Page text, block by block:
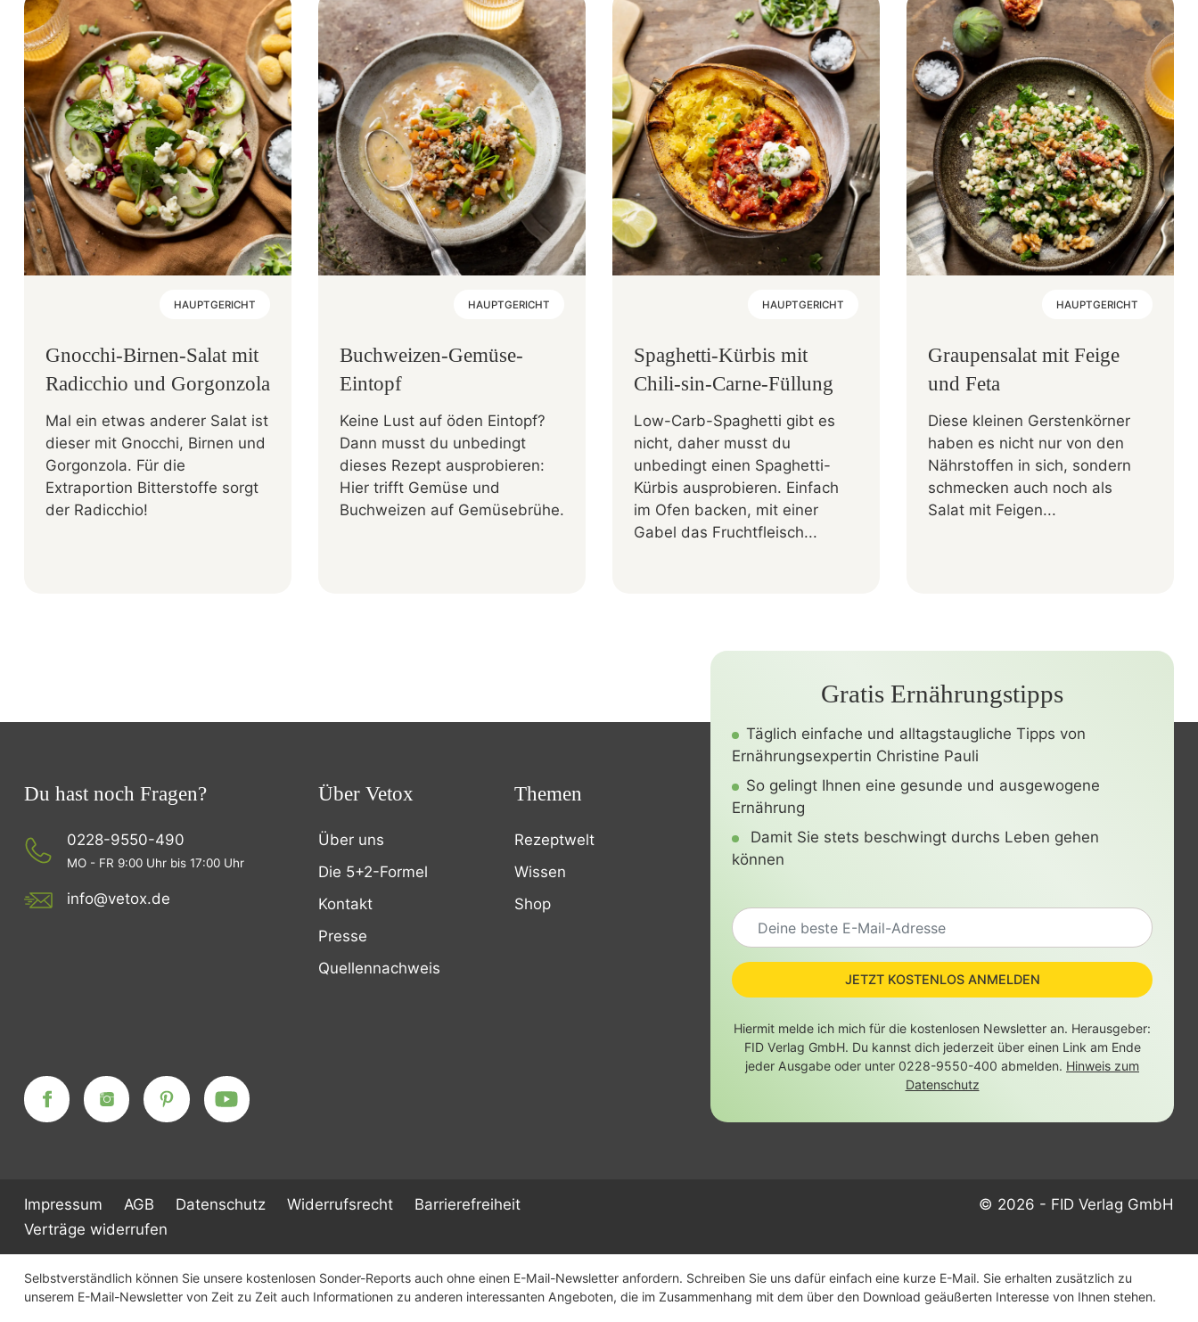
HAUPTGERICHT
Gnocchi-Birnen-Salat mit
Radicchio und Gorgonzola
Mal ein etwas anderer Salat ist
dieser mit Gnocchi, Birnen und
Gorgonzola. Für die
Extraportion Bitterstoffe sorgt
der Radicchio!
HAUPTGERICHT
Buchweizen-Gemüse-
Eintopf
Keine Lust auf öden Eintopf?
Dann musst du unbedingt
dieses Rezept ausprobieren:
Hier trifft Gemüse und
Buchweizen auf Gemüsebrühe.
HAUPTGERICHT
Spaghetti-Kürbis mit
Chili-sin-Carne-Füllung
Low-Carb-Spaghetti gibt es
nicht, daher musst du
unbedingt einen Spaghetti-
Kürbis ausprobieren. Einfach
im Ofen backen, mit einer
Gabel das Fruchtfleisch...
HAUPTGERICHT
Graupensalat mit Feige
und Feta
Diese kleinen Gerstenkörner
haben es nicht nur von den
Nährstoffen in sich, sondern
schmecken auch noch als
Salat mit Feigen...
Du hast noch Fragen?
0228-9550-490
MO - FR 9:00 Uhr bis 17:00 Uhr
info@vetox.de
Über Vetox
Über uns
Die 5+2-Formel
Kontakt
Presse
Quellennachweis
Themen
Rezeptwelt
Wissen
Shop
Gratis Ernährungstipps
Täglich einfache und alltagstaugliche Tipps von
Ernährungsexpertin Christine Pauli
So gelingt Ihnen eine gesunde und ausgewogene
Ernährung
Damit Sie stets beschwingt durchs Leben gehen
können
JETZT KOSTENLOS ANMELDEN
Hiermit melde ich mich für die kostenlosen Newsletter an. Herausgeber:
FID Verlag GmbH. Du kannst dich jederzeit über einen Link am Ende
jeder Ausgabe oder unter 0228-9550-400 abmelden. Hinweis zum
Datenschutz
Impressum AGB Datenschutz Widerrufsrecht
Barrierefreiheit
Verträge widerrufen
© 2026 - FID Verlag GmbH
Selbstverständlich können Sie unsere kostenlosen Sonder-Reports auch ohne einen E-Mail-Newsletter anfordern. Schreiben Sie uns dafür einfach eine kurze E-Mail. Sie erhalten zusätzlich zu
unserem E-Mail-Newsletter von Zeit zu Zeit auch Informationen zu anderen interessanten Angeboten, die im Zusammenhang mit dem über den Download geäußerten Interesse von Ihnen stehen.